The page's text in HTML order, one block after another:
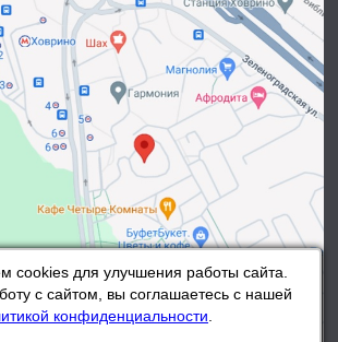
cookies для улучшения работы сайта.
с сайтом, вы соглашаетесь с нашей
конфиденциальности